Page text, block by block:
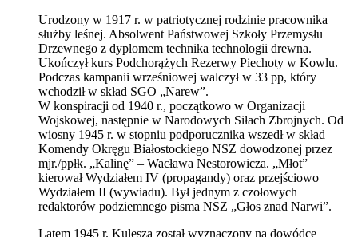
Urodzony w 1917 r. w patriotycznej rodzinie pracownika
służby leśnej. Absolwent Państwowej Szkoły Przemysłu
Drzewnego z dyplomem technika technologii drewna.
Ukończył kurs Podchorążych Rezerwy Piechoty w Kowlu.
Podczas kampanii wrześniowej walczył w 33 pp, który
wchodził w skład SGO „Narew”.
W konspiracji od 1940 r., początkowo w Organizacji
Wojskowej, następnie w Narodowych Siłach Zbrojnych. Od
wiosny 1945 r. w stopniu podporucznika wszedł w skład
Komendy Okręgu Białostockiego NSZ dowodzonej przez
mjr./ppłk. „Kalinę” – Wacława Nestorowicza. „Młot”
kierował Wydziałem IV (propagandy) oraz przejściowo
Wydziałem II (wywiadu). Był jednym z czołowych
redaktorów podziemnego pisma NSZ „Głos znad Narwi”.
Latem 1945 r. Kulesza został wyznaczony na dowódcę